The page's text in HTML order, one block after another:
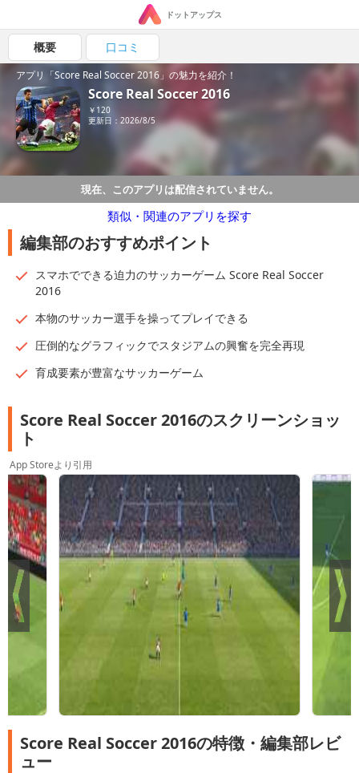
ドットアップス
概要 口コミ
アプリ「Score Real Soccer 2016」の魅力を紹介！
Score Real Soccer 2016
￥120
更新日：2026/8/5
現在、このアプリは配信されていません。
類似・関連のアプリを探す
編集部のおすすめポイント
スマホでできる迫力のサッカーゲーム Score Real Soccer
2016
本物のサッカー選手を操ってプレイできる
圧倒的なグラフィックでスタジアムの興奮を完全再現
育成要素が豊富なサッカーゲーム
Score Real Soccer 2016のスクリーンショッ
ト
App Storeより引用
Score Real Soccer 2016の特徴・編集部レビ
ュー